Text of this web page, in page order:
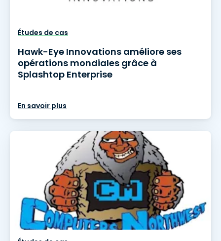
Études de cas
Hawk-Eye Innovations améliore ses
opérations mondiales grâce à
Splashtop Enterprise
En savoir plus